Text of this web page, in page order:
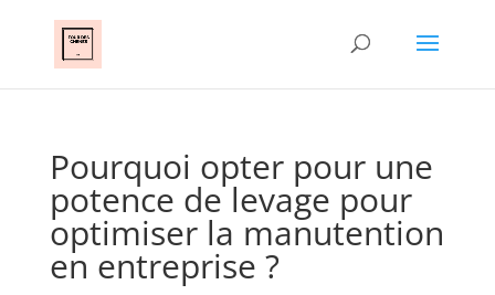
Pourquoi opter pour une
potence de levage pour
optimiser la manutention
en entreprise ?